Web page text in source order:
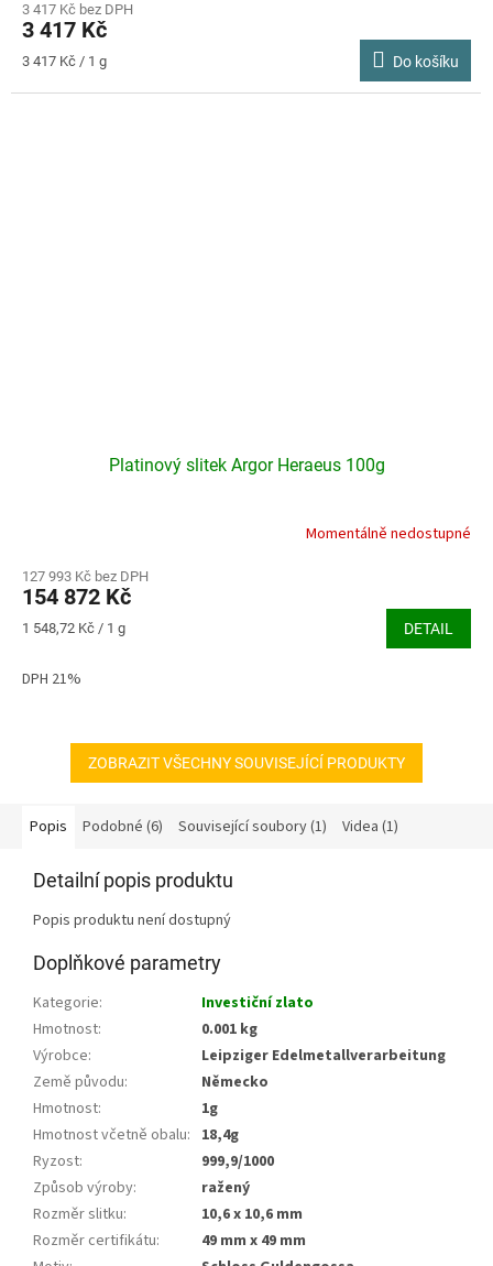
produktu
je
4,2
5
3 417 Kč bez DPH
3 417 Kč
Měrná
3 417 Kč / 1 g Do košíku
Platinový slitek Argor Heraeus 100g
Momentálně nedostupné
127 993 Kč bez DPH
154 872 Kč
Měrná
1 548,72 Kč / 1 g DETAIL
DPH 21%
ZOBRAZIT VŠECHNY SOUVISEJÍCÍ PRODUKTY
Popis Podobné (6) Související soubory (1) Videa (1)
Detailní popis produktu
Popis produktu není dostupný
Doplňkové parametry
Kategorie:
Investiční zlato
Hmotnost:
0.001 kg
Výrobce:
Leipziger Edelmetallverarbeitung
Země původu:
Německo
Hmotnost:
1g
Hmotnost včetně obalu: 18,4g
Ryzost:
999,9/1000
Způsob výroby:
ražený
Rozměr slitku:
10,6 x 10,6 mm
Rozměr certifikátu:
49 mm x 49 mm